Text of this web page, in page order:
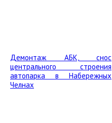
Демонтаж АБК, снос
центрального строения
автопарка в Набережных
Челнах